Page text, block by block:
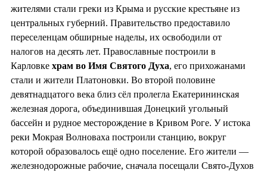
жителями стали греки из Крыма и русские крестьяне из
центральных губерний. Правительство предоставило
переселенцам обширные наделы, их освободили от
налогов на десять лет. Православные построили в
Карловке храм во Имя Святого Духа, его прихожанами
стали и жители Платоновки. Во второй половине
девятнадцатого века близ сёл пролегла Екатерининская
железная дорога, объединившая Донецкий угольный
бассейн и рудное месторождение в Кривом Роге. У истока
реки Мокрая Волноваха построили станцию, вокруг
которой образовалось ещё одно поселение. Его жители —
железнодорожные рабочие, сначала посещали Свято-Духов